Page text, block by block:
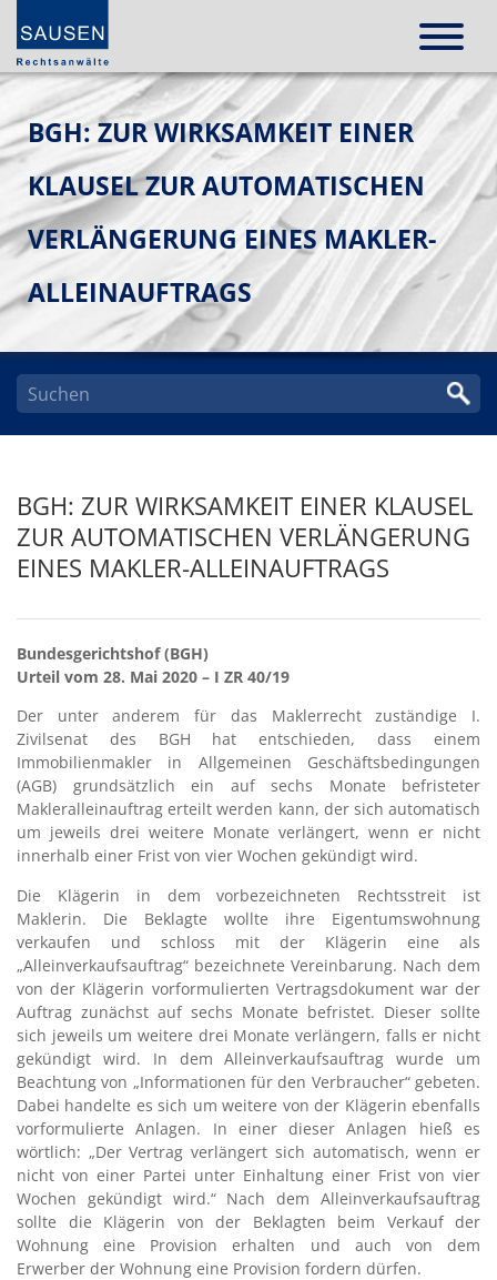
BGH: ZUR WIRKSAMKEIT EINER
KLAUSEL ZUR AUTOMATISCHEN
VERLÄNGERUNG EINES MAKLER-
ALLEINAUFTRAGS
BGH: ZUR WIRKSAMKEIT EINER KLAUSEL
ZUR AUTOMATISCHEN VERLÄNGERUNG
EINES MAKLER-ALLEINAUFTRAGS
Bundesgerichtshof (BGH)
Urteil vom 28. Mai 2020 – I ZR 40/19
Der unter anderem für das Maklerrecht zuständige I.
Zivilsenat des BGH hat entschieden, dass einem
Immobilienmakler in Allgemeinen Geschäftsbedingungen
(AGB) grundsätzlich ein auf sechs Monate befristeter
Makleralleinauftrag erteilt werden kann, der sich automatisch
um jeweils drei weitere Monate verlängert, wenn er nicht
innerhalb einer Frist von vier Wochen gekündigt wird.
Die Klägerin in dem vorbezeichneten Rechtsstreit ist
Maklerin. Die Beklagte wollte ihre Eigentumswohnung
verkaufen und schloss mit der Klägerin eine als
„Alleinverkaufsauftrag“ bezeichnete Vereinbarung. Nach dem
von der Klägerin vorformulierten Vertragsdokument war der
Auftrag zunächst auf sechs Monate befristet. Dieser sollte
sich jeweils um weitere drei Monate verlängern, falls er nicht
gekündigt wird. In dem Alleinverkaufsauftrag wurde um
Beachtung von „Informationen für den Verbraucher“ gebeten.
Dabei handelte es sich um weitere von der Klägerin ebenfalls
vorformulierte Anlagen. In einer dieser Anlagen hieß es
wörtlich: „Der Vertrag verlängert sich automatisch, wenn er
nicht von einer Partei unter Einhaltung einer Frist von vier
Wochen gekündigt wird.“ Nach dem Alleinverkaufsauftrag
sollte die Klägerin von der Beklagten beim Verkauf der
Wohnung eine Provision erhalten und auch von dem
Erwerber der Wohnung eine Provision fordern dürfen.